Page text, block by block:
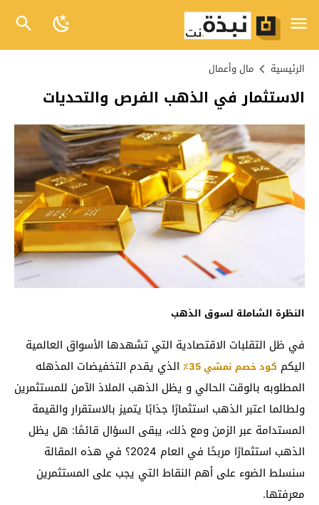
الرئيسية مال وأعمال
الاستثمار في الذهب الفرص والتحديات
النظرة الشاملة لسوق الذهب
في ظل التقلبات الاقتصادية التي تشهدها الأسواق العالمية
اليكم كود خصم نمشي 35٪
الذي يقدم التخفيضات المذهله
المطلوبه بالوقت الحالي و يظل الذهب الملاذ الآمن للمستثمرين
ولطالما اعتبر الذهب استثمارًا جذابًا يتميز بالاستقرار والقيمة
المستدامة عبر الزمن ومع ذلك، يبقى السؤال قائمًا: هل يظل
الذهب استثمارًا مربحًا في العام 2024؟ في هذه المقالة
سنسلط الضوء على أهم النقاط التي يجب على المستثمرين
معرفتها.